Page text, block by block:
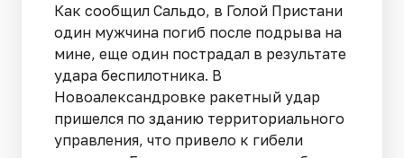
Как сообщил Сальдо, в Голой Пристани
один мужчина погиб после подрыва на
мине, еще один пострадал в результате
удара беспилотника. В
Новоалександровке ракетный удар
пришелся по зданию территориального
управления, что привело к гибели